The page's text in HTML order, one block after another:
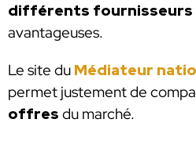
différents fournisseurs
avantageuses.
Le site du Médiateur
permet justement de
offres du marché.